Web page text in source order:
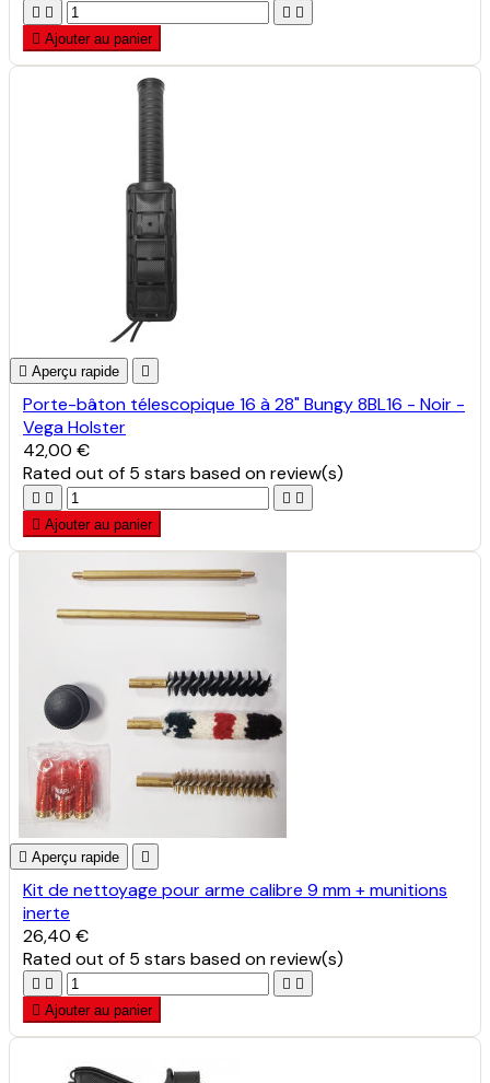
   
 Ajouter au panier
 Aperçu rapide 
Porte-bâton télescopique 16 à 28" Bungy 8BL16 - Noir -
Vega Holster
42,00 €
Ratedout of 5 stars based onreview(s)
   
 Ajouter au panier
 Aperçu rapide 
Kit de nettoyage pour arme calibre 9 mm + munitions
inerte
26,40 €
Ratedout of 5 stars based onreview(s)
   
 Ajouter au panier